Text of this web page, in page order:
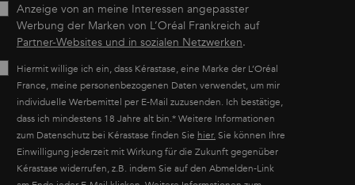
Anzeige von an meine Interessen angepasster
Werbung der Marken von L’Oréal Frankreich auf
Partner-Websites und in sozialen Netzwerken.
Hiermit willige ich ein, dass Kérastase, eine Marke der L’Oréal
France, meine personenbezogenen Daten verwendet, um mir
individuelle Werbemittel per E-Mail zuzusenden. Ich bestätige,
dass ich mindestens 18 Jahre alt bin.* Weitere Informationen
zum Datenschutz bei Kérastase finden Sie hier. Sie können Ihre
Einwilligung jederzeit mit Wirkung für die Zukunft gegenüber
Kérastase widerrufen, z.B. indem Sie auf den Abmelden-Link